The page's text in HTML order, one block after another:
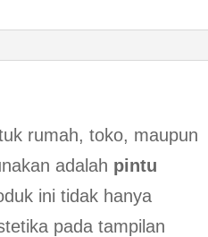
rumah, toko, maupun
adalah pintu
ini tidak hanya
pada tampilan